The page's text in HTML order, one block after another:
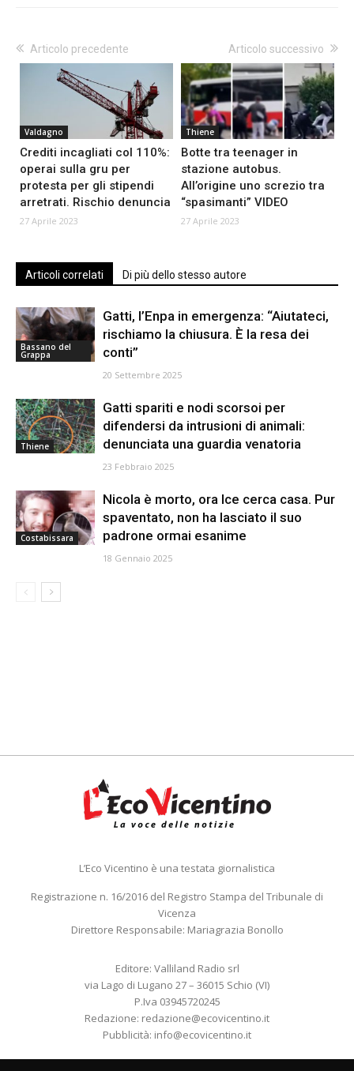
Articolo precedente
Valdagno
Crediti incagliati col 110%:
operai sulla gru per
protesta per gli stipendi
arretrati. Rischio denuncia
27 Aprile 2023
Articolo successivo
Thiene
Botte tra teenager in
stazione autobus.
All’origine uno screzio tra
“spasimanti” VIDEO
27 Aprile 2023
Articoli correlati Di più dello stesso autore
Bassano del
Grappa
Gatti, l’Enpa in emergenza: “Aiutateci,
rischiamo la chiusura. È la resa dei
conti”
20 Settembre 2025
Thiene
Gatti spariti e nodi scorsoi per
difendersi da intrusioni di animali:
denunciata una guardia venatoria
23 Febbraio 2025
Costabissara
Nicola è morto, ora Ice cerca casa. Pur
spaventato, non ha lasciato il suo
padrone ormai esanime
18 Gennaio 2025
L’Eco Vicentino è una testata giornalistica
Registrazione n. 16/2016 del Registro Stampa del Tribunale di
Vicenza
Direttore Responsabile: Mariagrazia Bonollo
Editore: Valliland Radio srl
via Lago di Lugano 27 – 36015 Schio (VI)
P.Iva 03945720245
Redazione: redazione@ecovicentino.it
Pubblicità: info@ecovicentino.it